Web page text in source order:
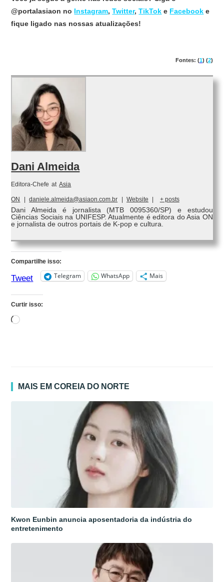
@portalasiaon no Instagram,Twitter, TikTok e Facebook e
fique ligado nas nossas atualizações!
Fontes: (1) (2)
Dani Almeida
Editora-Chefe at Asia
ON | daniele.almeida@asiaon.com.br | Website | + posts
Dani Almeida é jornalista (MTB 0095360/SP) e estudou
Ciências Sociais na UNIFESP. Atualmente é editora do Asia ON
e jornalista de outros portais de K-pop e cultura.
Compartilhe isso:
Tweet Telegram WhatsApp Mais
Curtir isso:
Carregando...
MAIS EM COREIA DO NORTE
Kwon Eunbin anuncia aposentadoria da indústria do
entretenimento